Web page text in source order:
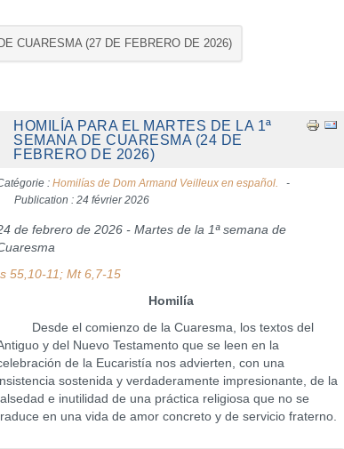
CUARESMA (27 DE FEBRERO DE 2026)
HOMILÍA PARA EL MARTES DE LA 1ª
SEMANA DE CUARESMA (24 DE
FEBRERO DE 2026)
:Homilías de Dom Armand Veilleux en español.
Publication : 24 février 2026
de febrero de 2026 - Martes de la 1ª semana de
55,10-11; Mt 6,7-15
Homilía
Desde el comienzo de la Cuaresma, los textos del
y del Nuevo Testamento que se leen en la
de la Eucaristía nos advierten, con una
sostenida y verdaderamente impresionante, de la
e inutilidad de una práctica religiosa que no se
en una vida de amor concreto y de servicio fraterno.